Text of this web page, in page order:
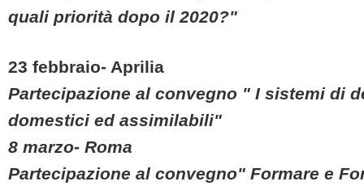
quali priorità dopo il 2020?"
23 febbraio- Aprilia
Partecipazione al convegno " I sistemi di
domestici ed assimilabili"
8 marzo- Roma
Partecipazione al convegno" Formare e